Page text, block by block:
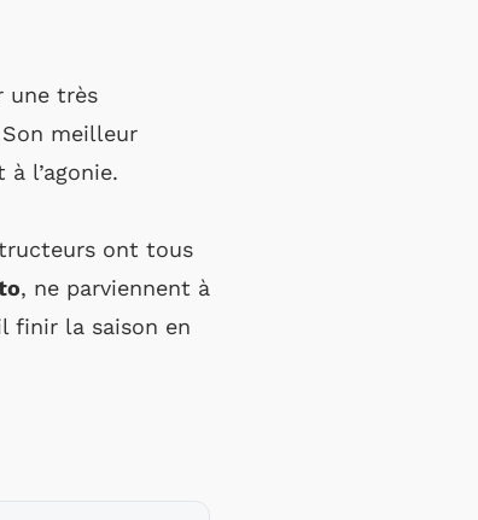
une très
meilleur
à l’agonie.
ont tous
, ne parviennent à
finir la saison en